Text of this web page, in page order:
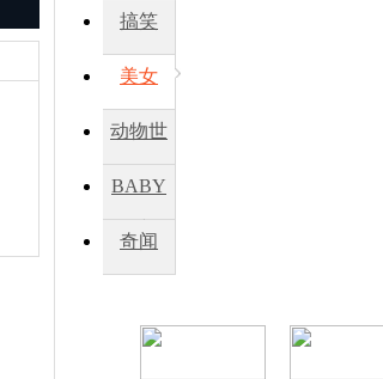
因
搞笑
美女
动物世
BABY
秀
奇闻